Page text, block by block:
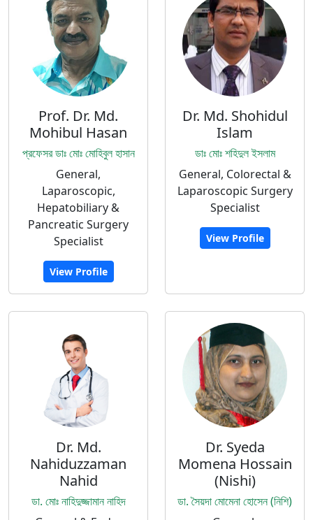
Prof. Dr. Md.
Mohibul Hasan
প্রফেসর ডাঃ মোঃ মোহিবুল হাসান
General,
Laparoscopic,
Hepatobiliary &
Pancreatic Surgery
Specialist
View Profile
Dr. Md. Shohidul
Islam
ডাঃ মোঃ শহিদুল ইসলাম
General, Colorectal &
Laparoscopic Surgery
Specialist
View Profile
Dr. Md.
Nahiduzzaman
Nahid
ডা. মোঃ নাহিদুজ্জামান নাহিদ
Dr. Syeda
Momena Hossain
(Nishi)
ডা. সৈয়দা মোমেনা হোসেন (নিশি)